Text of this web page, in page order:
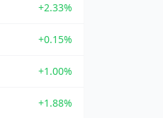
+2.33%
+0.15%
+1.00%
+1.88%